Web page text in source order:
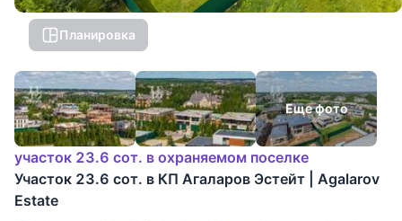
Планировка
Еще фото
участок 23.6 сот. в охраняемом поселке
Участок 23.6 сот. в КП Агаларов Эстейт | Agalarov
Estate